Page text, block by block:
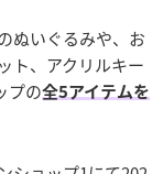
ぬいぐるみや、お
ト、アクリルキー
プの全5アイテムを